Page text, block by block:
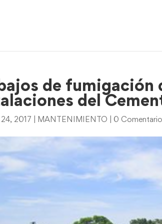
de fumigación
del
24, 2017 MANTENIMIENTO 0